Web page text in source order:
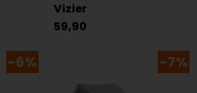
Vizier
59,90
-6% -7%